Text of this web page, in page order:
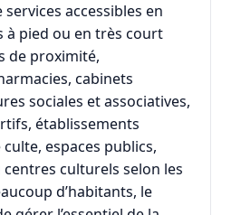
accessibles en
à pied ou en très court
de proximité,
cabinets
sociales et associatives,
établissements
espaces publics,
culturels selon les
d’habitants, le